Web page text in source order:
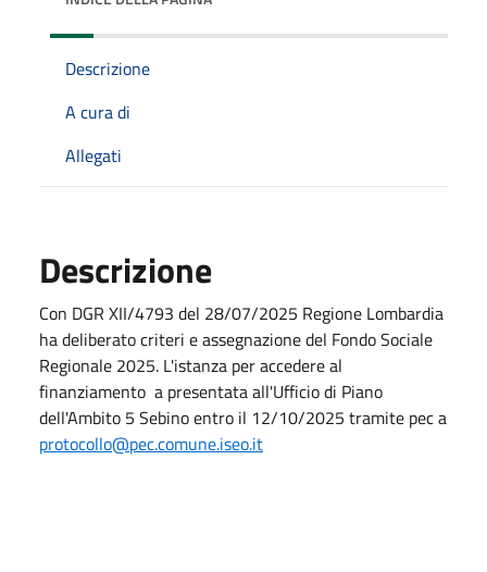
Descrizione
A cura di
Allegati
Descrizione
Con DGR XII/4793 del 28/07/2025 Regione Lombardia
ha deliberato criteri e assegnazione del Fondo Sociale
Regionale 2025. L'istanza per accedere al
finanziamento a presentata all'Ufficio di Piano
dell'Ambito 5 Sebino entro il 12/10/2025 tramite pec a
protocollo@pec.comune.iseo.it